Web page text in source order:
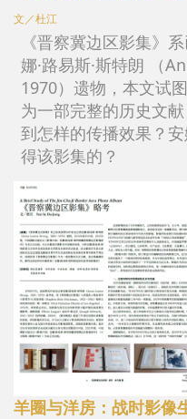
文／杜江
《晋察冀边区影集》
娜·路易斯·斯特朗 （
1970）遗物，本文试
为一部完整的历史文
到怎样的传播效果？
得该影集的？
羊圈与洋房：战时影像